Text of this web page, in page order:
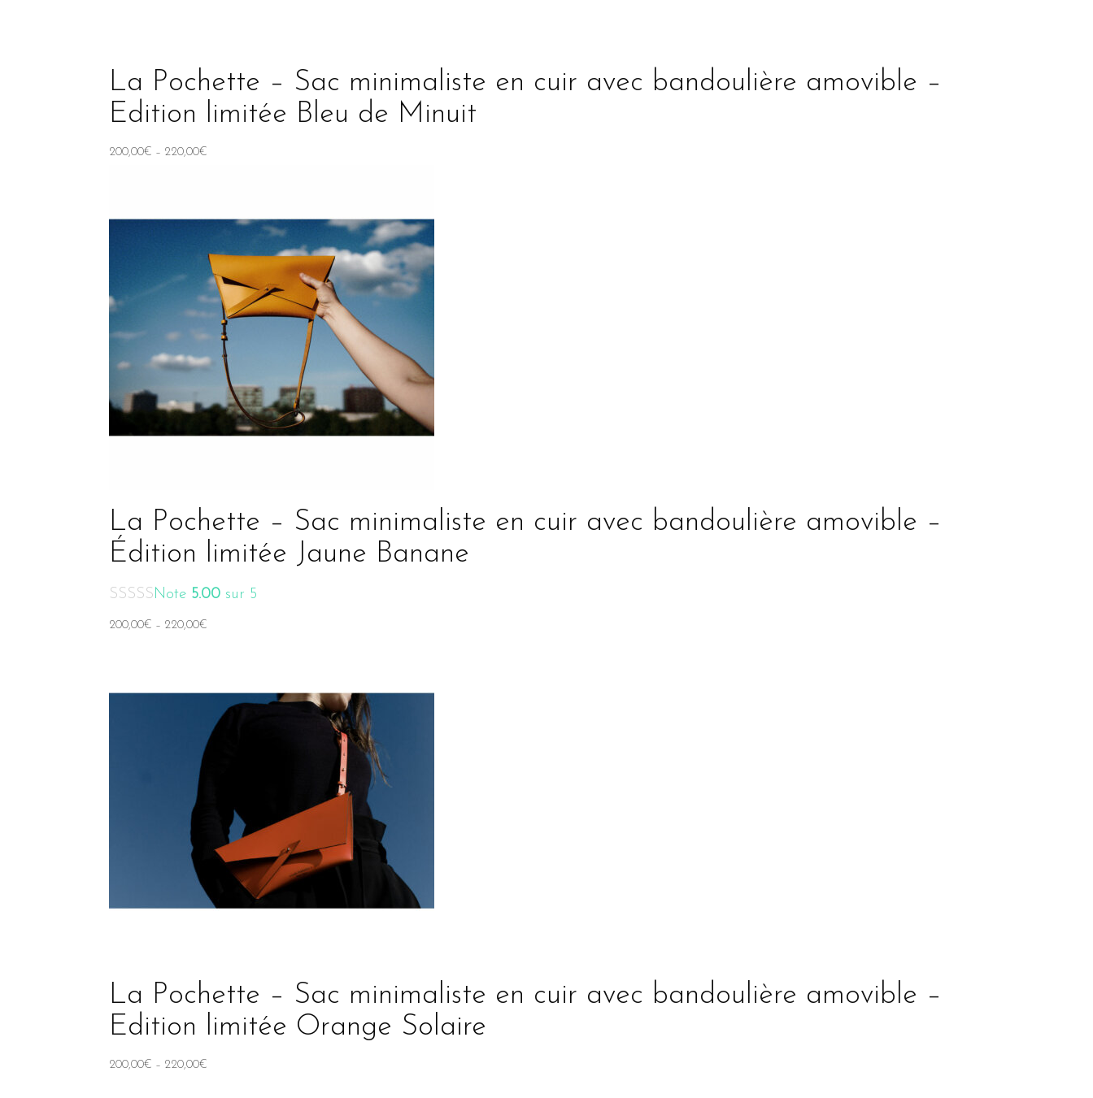
La Pochette – Sac minimaliste en cuir avec bandoulière amovible –
Edition limitée Bleu de Minuit
200,00€ – 220,00€
La Pochette – Sac minimaliste en cuir avec bandoulière amovible –
Édition limitée Jaune Banane
Note 5.00 sur 5
200,00€ – 220,00€
La Pochette – Sac minimaliste en cuir avec bandoulière amovible –
Edition limitée Orange Solaire
200,00€ – 220,00€